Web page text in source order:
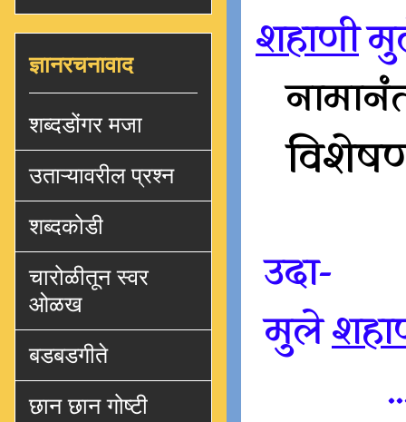
शहाणी
उदा-
मुले
ज्ञानरचनावाद
शब्दडोंगर मजा
उताऱ्यावरील प्रश्न
शब्दकोडी
चारोळीतून स्वर
ओळख
बडबडगीते
छान छान गोष्टी